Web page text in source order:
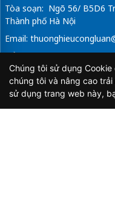
Tòa soạn: Ngõ 56/ B5D6
Thành phố Hà Nội
Email:
Tổng Biên Tập: Vũ Đức
Giấy phép hoạt động báo
Thông tin và Truyền thông
Chúng tôi sử dụng
chúng tôi và nâng cao
sử dụng trang web này,